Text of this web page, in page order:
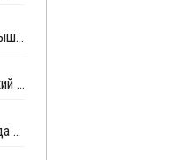
Российские производители выступают за повышение пошлин на полиэтилен и полипропилен
Казаньоргсинтез получил награду за оптический поликарбонат
Завершено проектирование 3-й очереди завода Кронос